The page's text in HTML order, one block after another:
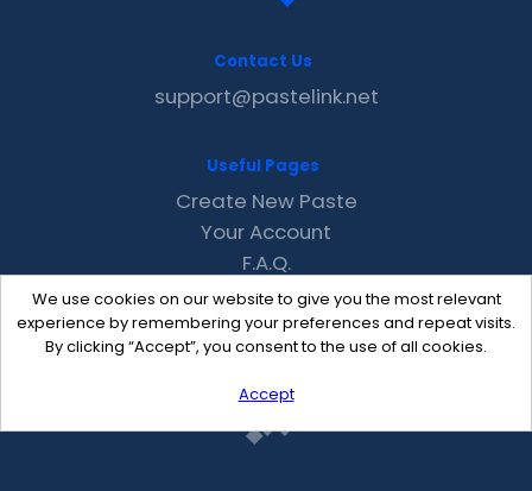
We use cookies on our website to give you the most relevant
experience by remembering your preferences and repeat visits.
By clicking “Accept”, you consent to the use of all cookies.
Accept
Contact Us
support@pastelink.net
Useful Pages
Create New Paste
Your Account
F.A.Q.
Recent
Contact